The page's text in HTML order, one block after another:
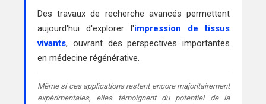
Des travaux de recherche avancés permettent
aujourd'hui d'explorer l'impression de tissus
vivants, ouvrant des perspectives importantes
en médecine régénérative.
Même si ces applications restent encore majoritairement
expérimentales, elles témoignent du potentiel de la